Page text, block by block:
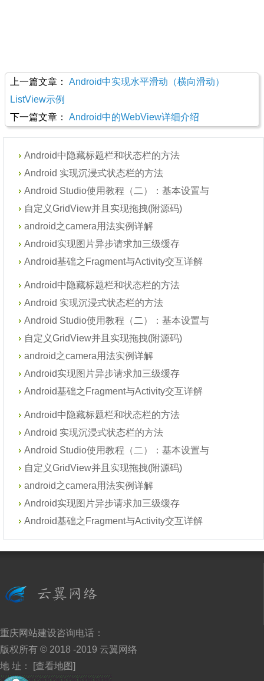
上一篇文章： Android中实现水平滑动（横向滑动）
ListView示例
下一篇文章： Android中的WebView详细介绍
Android中隐藏标题栏和状态栏的方法
Android 实现沉浸式状态栏的方法
Android Studio使用教程（二）：基本设置与
自定义GridView并且实现拖拽(附源码)
android之camera用法实例详解
Android实现图片异步请求加三级缓存
Android基础之Fragment与Activity交互详解
Android中隐藏标题栏和状态栏的方法
Android 实现沉浸式状态栏的方法
Android Studio使用教程（二）：基本设置与
自定义GridView并且实现拖拽(附源码)
android之camera用法实例详解
Android实现图片异步请求加三级缓存
Android基础之Fragment与Activity交互详解
Android中隐藏标题栏和状态栏的方法
Android 实现沉浸式状态栏的方法
Android Studio使用教程（二）：基本设置与
自定义GridView并且实现拖拽(附源码)
android之camera用法实例详解
Android实现图片异步请求加三级缓存
Android基础之Fragment与Activity交互详解
重庆网站建设咨询电话：
版权所有 © 2018 -2019 云翼网络
地 址：
[查看地图]